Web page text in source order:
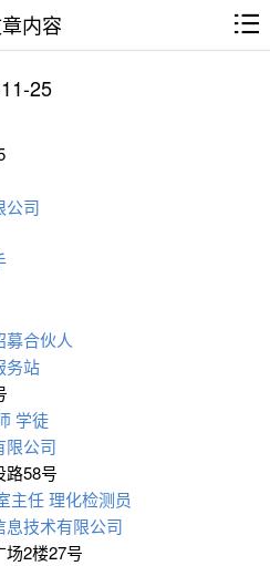
内容
25
公司
募合伙人
务站
学徒
限公司
路58号
主任理化检测员
技术有限公司
2楼27号